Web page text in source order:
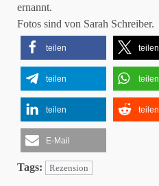
ernannt.
Fotos sind von Sarah Schreiber.
teilen teilen
teilen teilen
teilen teilen
E-Mail
Tags: Rezension